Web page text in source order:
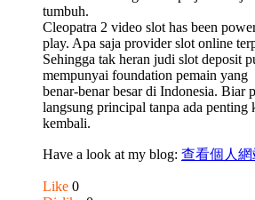
tumbuh.
Cleopatra 2 video slot has been
play. Apa saja provider slot online
Sehingga tak heran judi slot deposit
mempunyai foundation pemain yang
benar-benar besar di Indonesia. Biar
langsung principal tanpa ada penting
kembali.
Have a look at my blog: 查看個人網
Like 0